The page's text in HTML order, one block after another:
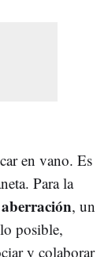
en vano. Es
Para la
, un
posible,
y colaborar